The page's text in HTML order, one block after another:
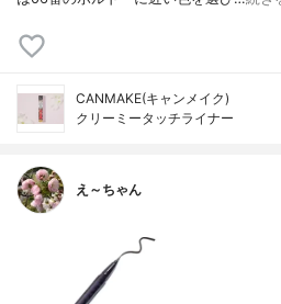
CANMAKE(キャンメイク)
クリーミータッチライナー
え～ちゃん